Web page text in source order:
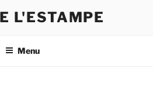
L'ESTAMPE
Menu